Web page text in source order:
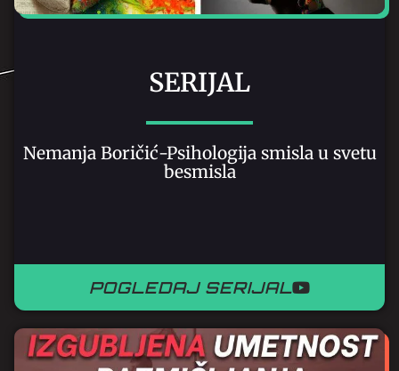
SERIJAL
Nemanja Boričić-Psihologija smisla u svetu
besmisla
POGLEDAJ SERIJAL